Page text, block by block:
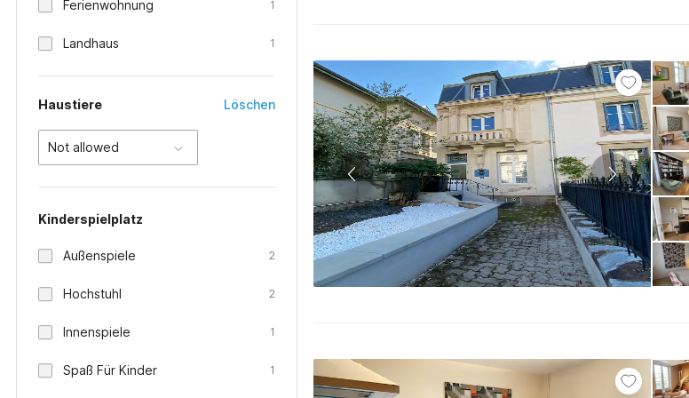
Ferienwohnung 1
Landhaus 1
Haustiere Löschen
Not allowed
Kinderspielplatz
Außenspiele 2
Hochstuhl 2
Innenspiele 1
Spaß Für Kinder 1